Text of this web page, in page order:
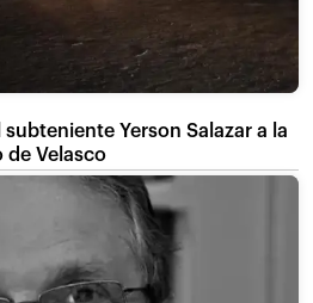
Yerson Salazar a la
de Velasco